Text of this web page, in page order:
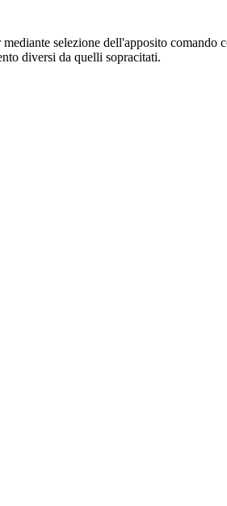
selezione dell'apposito
diversi da quelli sopracitati.